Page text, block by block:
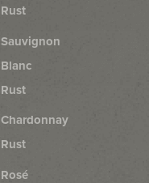
Rust
Sauvignon
Blanc
Rust
Chardonnay
Rust
Rosé